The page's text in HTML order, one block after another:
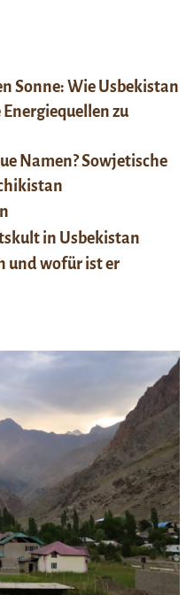
Sonne: Wie Usbekistan
zu
Namen? Sowjetische
in Usbekistan
und wofür ist er